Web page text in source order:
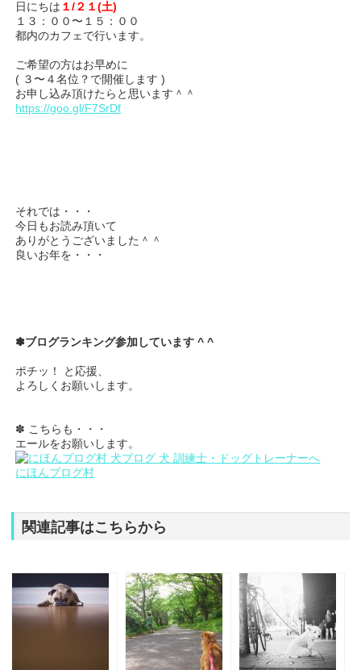
日にちは １/２１(土)
１３：００〜１５：００
都内のカフェで行います。
ご希望の方はお早めに
( ３〜４名位？で開催します )
お申し込み頂けたらと思います＾＾
https://goo.gl/F7SrDf
それでは・・・
今日もお読み頂いて
ありがとうございました＾＾
良いお年を・・・
✽ブログランキング参加しています ^ ^
ポチッ！ と応援、
よろしくお願いします。
✽ こちらも・・・
エールをお願いします。
にほんブログ村
関連記事はこちらから